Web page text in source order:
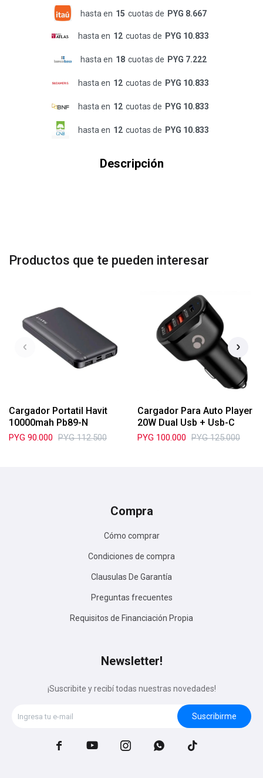
hasta en 15 cuotas de PYG 8.667
hasta en 12 cuotas de PYG 10.833
hasta en 18 cuotas de PYG 7.222
hasta en 12 cuotas de PYG 10.833
hasta en 12 cuotas de PYG 10.833
hasta en 12 cuotas de PYG 10.833
Descripción
Productos que te pueden interesar
Cargador Portatil Havit
10000mah Pb89-N
PYG 90.000 PYG 112.500
Cargador Para Auto Player
20W Dual Usb + Usb-C
PYG 100.000 PYG 125.000
Compra
Cómo comprar
Condiciones de compra
Clausulas De Garantía
Preguntas frecuentes
Requisitos de Financiación Propia
Newsletter!
¡Suscribite y recibí todas nuestras novedades!
Suscribirme
    